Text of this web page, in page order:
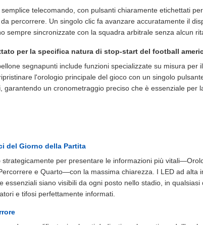
telecomando, con pulsanti chiaramente etichettati
percorrere. Un singolo clic fa avanzare accuratamente il
sempre sincronizzate con la squadra arbitrale senza alcun
per la specifica natura di stop-start del football
segnapunti include funzioni specializzate su misura per
l'orologio principale del gioco con un singolo
un cronometraggio preciso che è essenziale per
del Giorno della Partita
per presentare le informazioni più
e Quarto—con la massima chiarezza. I LED ad alta
essenziali siano visibili da ogni posto nello stadio, in qualsiasi
e tifosi perfettamente informati.